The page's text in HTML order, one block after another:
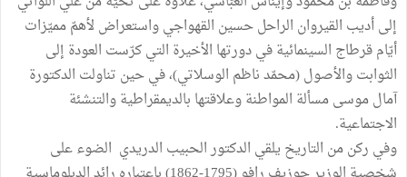
إلى أديب القيروان الراحل حسين القهواجي واستعراض لأهمّ مميّزات
أيّام قرطاج السينمائية في دورتها الأخيرة التي كرّست العودة إلى
الثوابت والأصول (محمّد ناظم الوسلاتي)، في حين تناولت الدكتورة
آمال موسى مسألة المواطنة وعلاقتها بالديمقراطية والتنشئة
الاجتماعية.
وفي ركن من التاريخ يلقي الدكتور الحبيب الدريدي الضوء على